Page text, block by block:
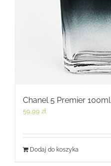
Chanel 5 Premier 100ml
59,99 zł
Dodaj do koszyka